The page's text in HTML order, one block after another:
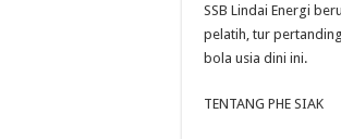
SSB Lindai Energi
pelatih, tur
bola usia dini ini.
TENTANG PHE SIAK